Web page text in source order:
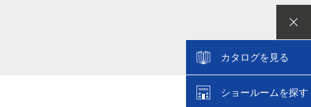
カタログを見る
ショールームを探す